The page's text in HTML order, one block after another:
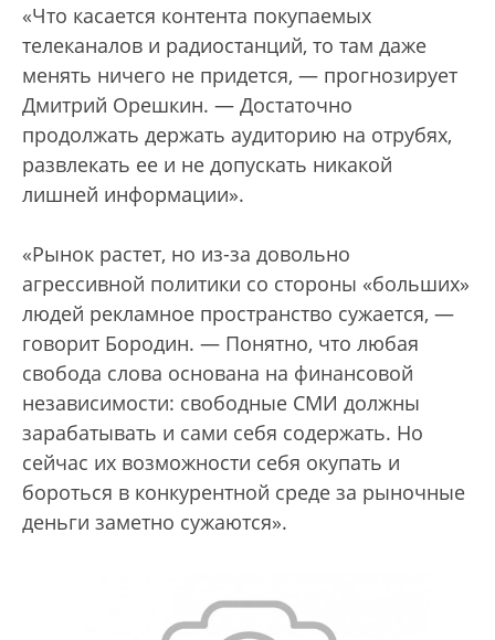
«Что касается контента покупаемых
телеканалов и радиостанций, то там даже
менять ничего не придется, — прогнозирует
Дмитрий Орешкин. — Достаточно
продолжать держать аудиторию на отрубях,
развлекать ее и не допускать никакой
лишней информации».
«Рынок растет, но из-за довольно
агрессивной политики со стороны «больших»
людей рекламное пространство сужается, —
говорит Бородин. — Понятно, что любая
свобода слова основана на финансовой
независимости: свободные СМИ должны
зарабатывать и сами себя содержать. Но
сейчас их возможности себя окупать и
бороться в конкурентной среде за рыночные
деньги заметно сужаются».